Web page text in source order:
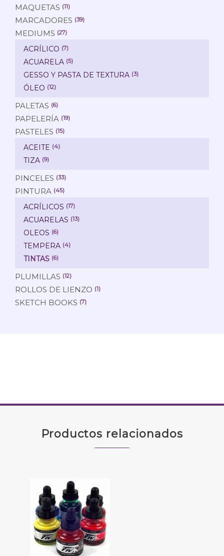
MAQUETAS (11)
MARCADORES (39)
MEDIUMS (27)
ACRÍLICO (7)
ACUARELA (5)
GESSO Y PASTA DE TEXTURA (3)
ÓLEO (12)
PALETAS (6)
PAPELERÍA (19)
PASTELES (15)
ACEITE (4)
TIZA (9)
PINCELES (33)
PINTURA (45)
ACRÍLICOS (17)
ACUARELAS (13)
OLEOS (6)
TEMPERA (4)
TINTAS (6)
PLUMILLAS (12)
ROLLOS DE LIENZO (1)
SKETCH BOOKS (7)
Productos relacionados